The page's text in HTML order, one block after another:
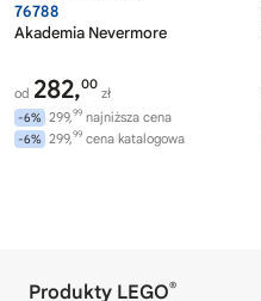
76788
Akademia Nevermore
od 282,00
zł
-6% 299,99 najniższa cena
-6% 299,99 cena katalogowa
Produkty LEGO®